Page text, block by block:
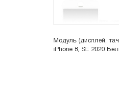
Модуль (дисплей,
iPhone 8, SE 2020